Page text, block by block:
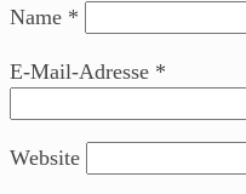
Name *
E-Mail-Adresse *
Website